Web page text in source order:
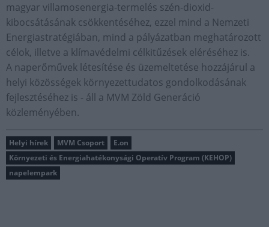
magyar villamosenergia-termelés szén-dioxid-
kibocsátásának csökkentéséhez, ezzel mind a Nemzeti
Energiastratégiában, mind a pályázatban meghatározott
célok, illetve a klímavédelmi célkitűzések eléréséhez is.
A naperőművek létesítése és üzemeltetése hozzájárul a
helyi közösségek környezettudatos gondolkodásának
fejlesztéséhez is - áll a MVM Zöld Generáció
közleményében.
Helyi hírek MVM Csoport
E.on
Környezeti és Energiahatékonysági Operatív Program (KEHOP)
napelempark